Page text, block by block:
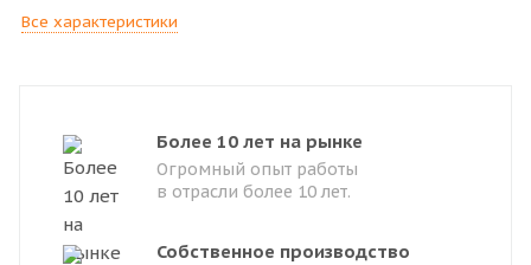
Все характеристики
Более 10 лет на рынке
Огромный опыт работы
в отрасли более 10 лет.
Собственное производство